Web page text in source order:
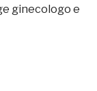
ginecologo e